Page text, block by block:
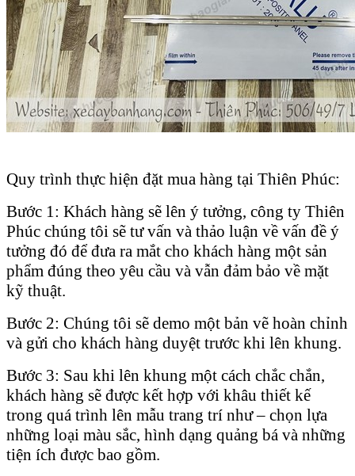
Quy trình thực hiện đặt mua hàng tại Thiên Phúc:
Bước 1: Khách hàng sẽ lên ý tưởng, công ty Thiên
Phúc chúng tôi sẽ tư vấn và thảo luận về vấn đề ý
tưởng đó để đưa ra mắt cho khách hàng một sản
phẩm đúng theo yêu cầu và vẫn đảm bảo về mặt
kỹ thuật.
Bước 2: Chúng tôi sẽ demo một bản vẽ hoàn chỉnh
và gửi cho khách hàng duyệt trước khi lên khung.
Bước 3: Sau khi lên khung một cách chắc chắn,
khách hàng sẽ được kết hợp với khâu thiết kế
trong quá trình lên mẫu trang trí như – chọn lựa
những loại màu sắc, hình dạng quảng bá và những
tiện ích được bao gồm.